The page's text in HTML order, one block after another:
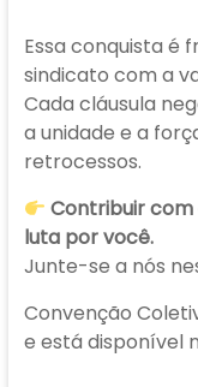
Essa conquista é
sindicato com a
Cada cláusula
a unidade e a
retrocessos.
Contribuir
luta por você.
Junte-se a nós
Convenção
e está disponível